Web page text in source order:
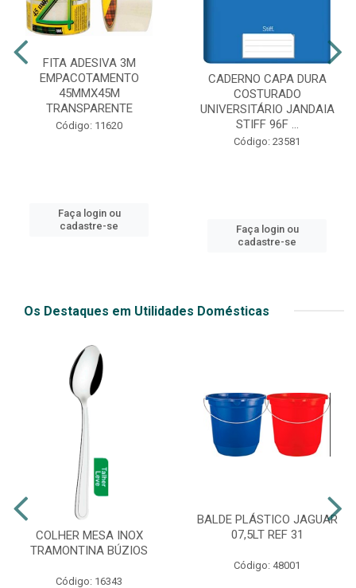
FITA ADESIVA 3M
EMPACOTAMENTO
45MMX45M
TRANSPARENTE
Código: 11620
Faça login ou
cadastre-se
CADERNO CAPA DURA
COSTURADO
UNIVERSITÁRIO JANDAIA
STIFF 96F ...
Código: 23581
Faça login ou
cadastre-se
Os Destaques em Utilidades Domésticas
COLHER MESA INOX
TRAMONTINA BÚZIOS
Código: 16343
BALDE PLÁSTICO JAGUAR
07,5LT REF 31
Código: 48001